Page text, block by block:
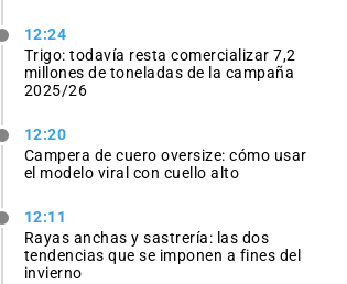
12:24
Trigo: todavía resta comercializar 7,2
millones de toneladas de la campaña
2025/26
12:20
Campera de cuero oversize: cómo usar
el modelo viral con cuello alto
12:11
Rayas anchas y sastrería: las dos
tendencias que se imponen a fines del
invierno